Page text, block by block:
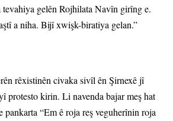
gelên Rojhilata Navîn girîng e.
a niha. Bijî xwişk-biratiya gelan.”
rêxistinên civaka sivîl ên Şirnexê jî
protesto kirin. Li navenda bajar meş hat
“Em ê roja reş veguherînin roja